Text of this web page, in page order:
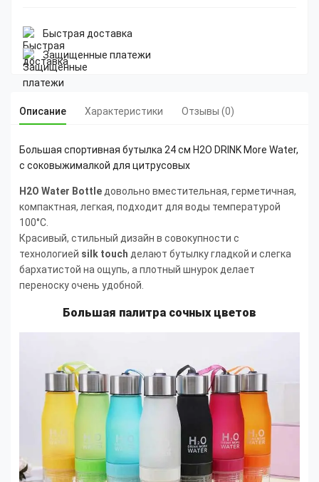
Быстрая доставка
Защищенные платежи
Описание Характеристики Отзывы (0)
Большая спортивная бутылка 24 см H2O DRINK More Water,
с соковыжималкой для цитрусовых
H2O Water Bottleдовольно вместительная, герметичная,
компактная, легкая, подходит для воды температурой
100°С.
Красивый, стильный дизайн в совокупности с
технологией silk touch делают бутылку гладкой и слегка
бархатистой на ощупь, а плотный шнурок делает
переноску очень удобной.
Большая палитра сочных цветов